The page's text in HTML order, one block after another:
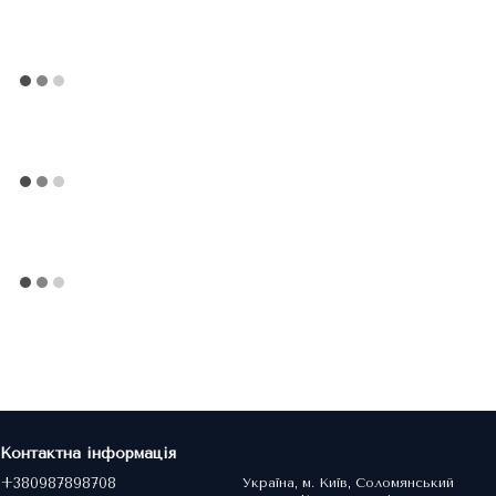
Контактна інформація
+380987898708
Україна, м. Київ, Соломянський